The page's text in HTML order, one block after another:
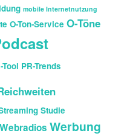
mobile Internetnutzung
O-Ton-Service O-Töne
Tool PR-Trends
Studie
Webradios Werbung